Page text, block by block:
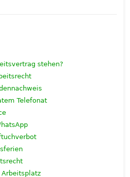
stehen?
Telefonat
Arbeitsplatz